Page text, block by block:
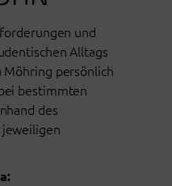
und
Alltags
Möhring persönlich
bestimmten
des
jeweiligen